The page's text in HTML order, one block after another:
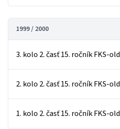
1999 / 2000
3. kolo 2. časť 15. ročník FKS-old
2. kolo 2. časť 15. ročník FKS-old
1. kolo 2. časť 15. ročník FKS-old